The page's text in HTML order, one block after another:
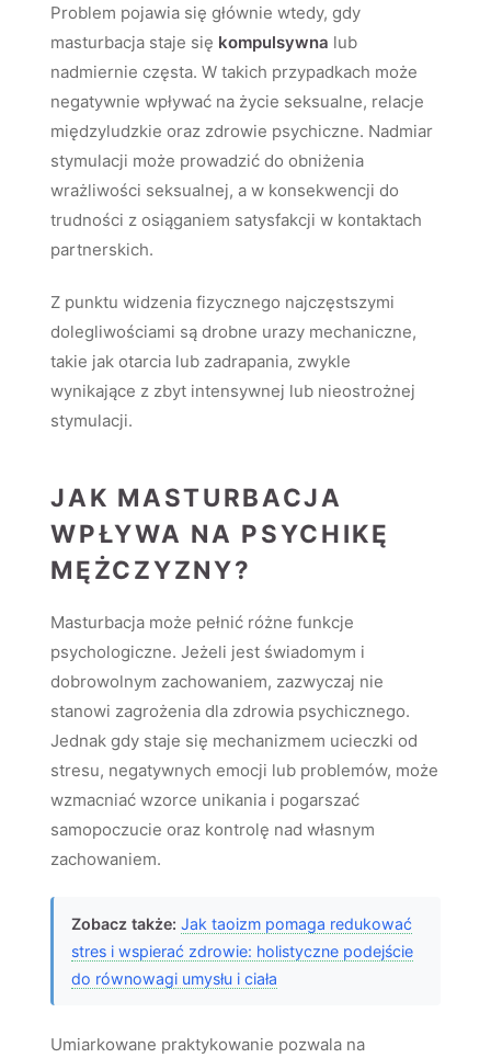
Problem pojawia się głównie wtedy, gdy
masturbacja staje się kompulsywna lub
nadmiernie częsta. W takich przypadkach może
negatywnie wpływać na życie seksualne, relacje
międzyludzkie oraz zdrowie psychiczne. Nadmiar
stymulacji może prowadzić do obniżenia
wrażliwości seksualnej, a w konsekwencji do
trudności z osiąganiem satysfakcji w kontaktach
partnerskich.
Z punktu widzenia fizycznego najczęstszymi
dolegliwościami są drobne urazy mechaniczne,
takie jak otarcia lub zadrapania, zwykle
wynikające z zbyt intensywnej lub nieostrożnej
stymulacji.
JAK MASTURBACJA
WPŁYWA NA PSYCHIKĘ
MĘŻCZYZNY?
Masturbacja może pełnić różne funkcje
psychologiczne. Jeżeli jest świadomym i
dobrowolnym zachowaniem, zazwyczaj nie
stanowi zagrożenia dla zdrowia psychicznego.
Jednak gdy staje się mechanizmem ucieczki od
stresu, negatywnych emocji lub problemów, może
wzmacniać wzorce unikania i pogarszać
samopoczucie oraz kontrolę nad własnym
zachowaniem.
Zobacz także: Jak taoizm pomaga redukować
stres i wspierać zdrowie: holistyczne podejście
do równowagi umysłu i ciała
Umiarkowane praktykowanie pozwala na